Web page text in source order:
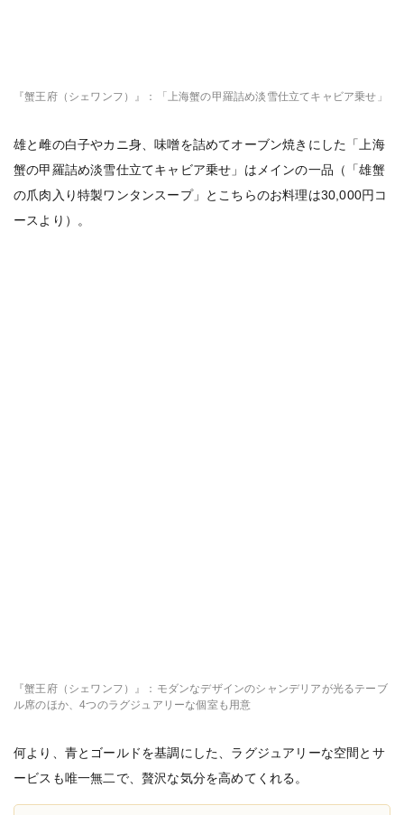
『蟹王府（シェワンフ）』：「上海蟹の甲羅詰め淡雪仕立てキャビア乗せ」
雄と雌の白子やカニ身、味噌を詰めてオーブン焼きにした「上海
蟹の甲羅詰め淡雪仕立てキャビア乗せ」はメインの一品（「雄蟹
の爪肉入り特製ワンタンスープ」とこちらのお料理は30,000円コ
ースより）。
『蟹王府（シェワンフ）』：モダンなデザインのシャンデリアが光るテーブ
ル席のほか、4つのラグジュアリーな個室も用意
何より、青とゴールドを基調にした、ラグジュアリーな空間とサ
ービスも唯一無二で、贅沢な気分を高めてくれる。